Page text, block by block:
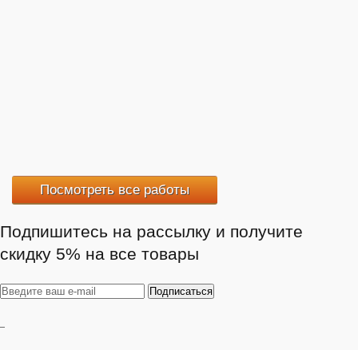
Посмотреть все работы
Подпишитесь на рассылку и получите
скидку 5% на все товары